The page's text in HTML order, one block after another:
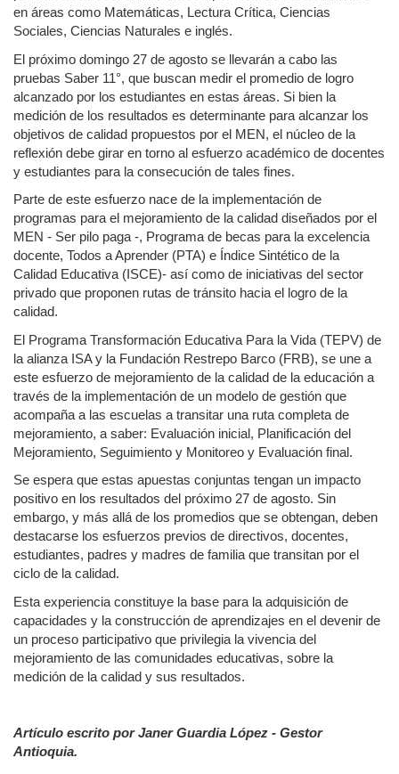
en áreas como Matemáticas, Lectura Crítica, Ciencias
Sociales, Ciencias Naturales e inglés.
El próximo domingo 27 de agosto se llevarán a cabo las
pruebas Saber 11°, que buscan medir el promedio de logro
alcanzado por los estudiantes en estas áreas. Si bien la
medición de los resultados es determinante para alcanzar los
objetivos de calidad propuestos por el MEN, el núcleo de la
reflexión debe girar en torno al esfuerzo académico de docentes
y estudiantes para la consecución de tales fines.
Parte de este esfuerzo nace de la implementación de
programas para el mejoramiento de la calidad diseñados por el
MEN - Ser pilo paga -, Programa de becas para la excelencia
docente, Todos a Aprender (PTA) e Índice Sintético de la
Calidad Educativa (ISCE)- así como de iniciativas del sector
privado que proponen rutas de tránsito hacia el logro de la
calidad.
El Programa Transformación Educativa Para la Vida (TEPV) de
la alianza ISA y la Fundación Restrepo Barco (FRB), se une a
este esfuerzo de mejoramiento de la calidad de la educación a
través de la implementación de un modelo de gestión que
acompaña a las escuelas a transitar una ruta completa de
mejoramiento, a saber: Evaluación inicial, Planificación del
Mejoramiento, Seguimiento y Monitoreo y Evaluación final.
Se espera que estas apuestas conjuntas tengan un impacto
positivo en los resultados del próximo 27 de agosto. Sin
embargo, y más allá de los promedios que se obtengan, deben
destacarse los esfuerzos previos de directivos, docentes,
estudiantes, padres y madres de familia que transitan por el
ciclo de la calidad.
Esta experiencia constituye la base para la adquisición de
capacidades y la construcción de aprendizajes en el devenir de
un proceso participativo que privilegia la vivencia del
mejoramiento de las comunidades educativas, sobre la
medición de la calidad y sus resultados.
Artículo escrito por Janer Guardia López - Gestor
Antioquia.